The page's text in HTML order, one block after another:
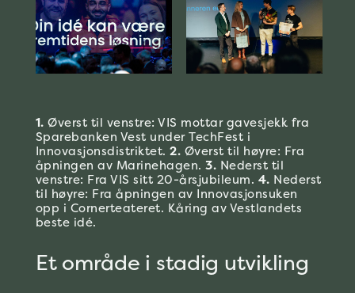
1. Øverst til venstre: VIS mottar gavesjekk fra
Sparebanken Vest under TechFest i
Innovasjonsdistriktet.2. Øverst til høyre: Fra
åpningen av Marinehagen.3. Nederst til
venstre: Fra VIS sitt 20-årsjubileum. 4. Nederst
til høyre: Fra åpningen av Innovasjonsuken
opp i Cornerteateret. Kåring av Vestlandets
beste idé.
Et område i stadig utvikling